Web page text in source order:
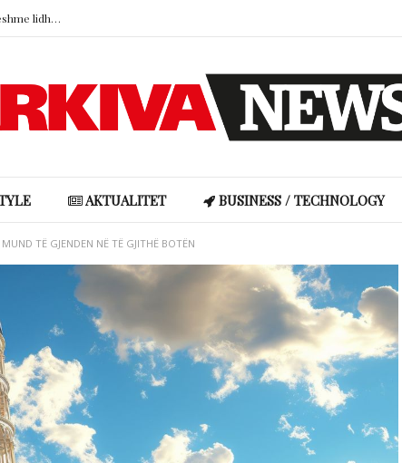
Studimi: Fëmijëria në familje të paqëndrueshme lidhet me impulsivitetin dhe mungesën e empatisë
Doresa rrëfen mes lotësh historinë me bashkëshortin nga Gjakova: Familja nuk e pranoi në fillim, ndërsa ai përballoi edhe tumorin në kokë
Studimi: Fëmijëria në familje të paqëndrueshme lidhet me impulsivitetin dhe mungesën e empatisë
AKTUALITET BUSINESS / TECHNOLOGY
TË GJENDEN NË TË GJITHË BOTËN